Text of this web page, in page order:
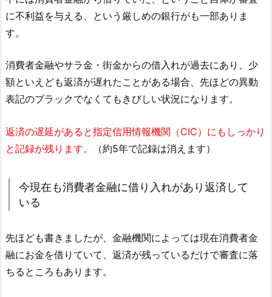
に不利益を与える、という厳しめの銀行がも一部ありま
す。
消費者金融やサラ金・街金からの借入れが過去にあり、少
額といえども返済が遅れたことがある場合、先ほどの異動
表記のブラックでなくてもきびしい状況になります。
返済の遅延があると指定信用情報機関（CIC）にもしっかり
と記録が残ります。
（約5年で記録は消えます）
今現在も消費者金融に借り入れがあり返済して
いる
先ほども書きましたが、金融機関によっては現在消費者金
融にお金を借りていて、返済が残っているだけで審査に落
ちるところもあります。